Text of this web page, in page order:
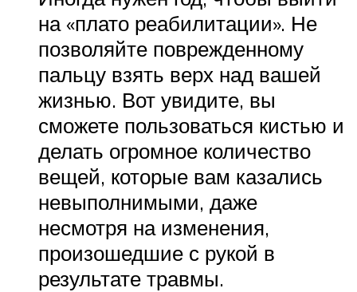
на «плато реабилитации». Не
позволяйте поврежденному
пальцу взять верх над вашей
жизнью. Вот увидите, вы
сможете пользоваться кистью и
делать огромное количество
вещей, которые вам казались
невыполнимыми, даже
несмотря на изменения,
произошедшие с рукой в
результате травмы.